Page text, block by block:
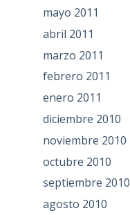
mayo 2011
abril 2011
marzo 2011
febrero 2011
enero 2011
diciembre 2010
noviembre 2010
octubre 2010
septiembre 2010
agosto 2010